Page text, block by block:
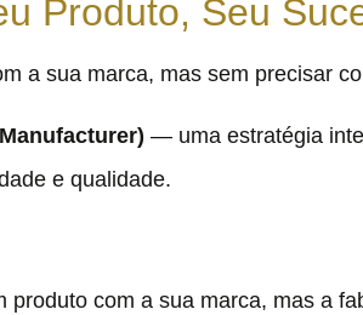
Produto, Seu
a sua marca, mas sem precisar
— uma estratégia
e qualidade.
com a sua marca, mas a